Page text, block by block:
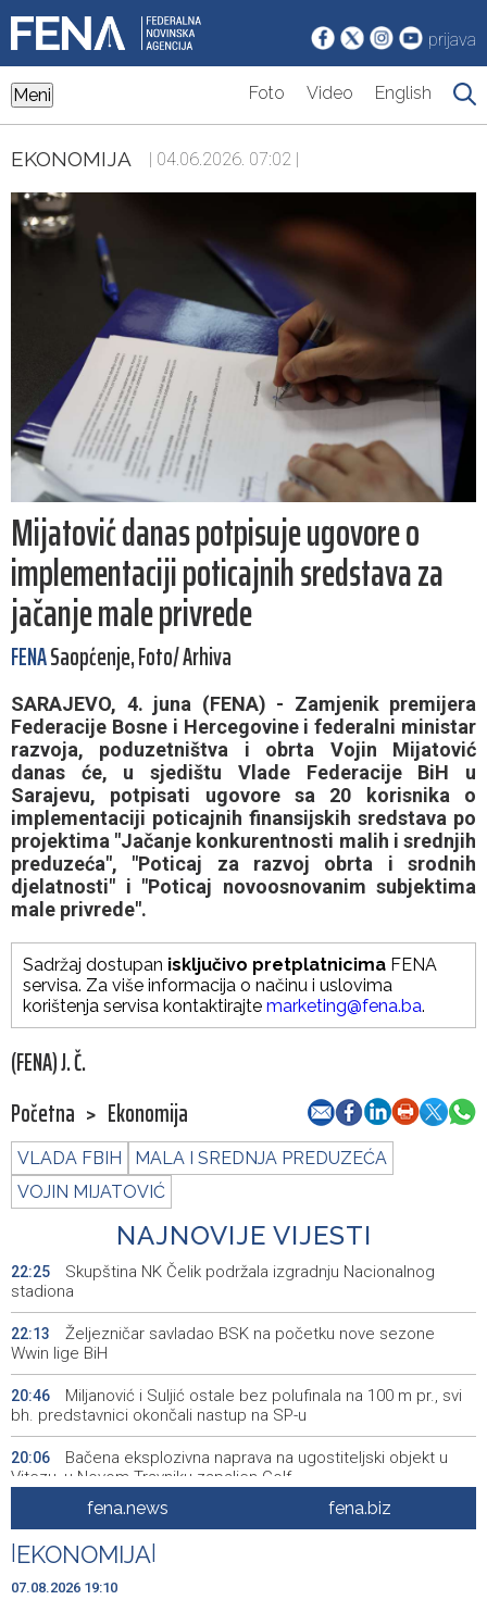
prijava
Meni Foto Video English
EKONOMIJA | 04.06.2026. 07:02 |
Mijatović danas potpisuje ugovore o
implementaciji poticajnih sredstava za
jačanje male privrede
FENASaopćenje, Foto/ Arhiva
SARAJEVO, 4. juna (FENA) - Zamjenik premijera
Federacije Bosne i Hercegovine i federalni ministar
razvoja, poduzetništva i obrta Vojin Mijatović
danas će, u sjedištu Vlade Federacije BiH u
Sarajevu, potpisati ugovore sa 20 korisnika o
implementaciji poticajnih finansijskih sredstava po
projektima "Jačanje konkurentnosti malih i srednjih
preduzeća", "Poticaj za razvoj obrta i srodnih
djelatnosti" i "Poticaj novoosnovanim subjektima
male privrede".
Sadržaj dostupan isključivo pretplatnicima FENA
servisa. Za više informacija o načinu i uslovima
korištenja servisa kontaktirajte marketing@fena.ba.
(FENA) J. Č.
Početna > Ekonomija
VLADA FBIH
MALA I SREDNJA PREDUZEĆA
VOJIN MIJATOVIĆ
NAJNOVIJE VIJESTI
22:25
Skupština NK Čelik podržala izgradnju Nacionalnog
stadiona
22:13
Željezničar savladao BSK na početku nove sezone
Wwin lige BiH
20:46
Miljanović i Suljić ostale bez polufinala na 100 m pr., svi
bh. predstavnici okončali nastup na SP-u
20:06
Bačena eksplozivna naprava na ugostiteljski objekt u
Vitezu, u Novom Travniku zapaljen Golf
Galerija ULUPUBiH otvara novu izlagačku sezonu,
predstavlja novi izlagački program
19:44 Faris Dževahirić novi nogometaš Veleža
fena.news fena.biz
EKONOMIJA
07.08.2026 19:10